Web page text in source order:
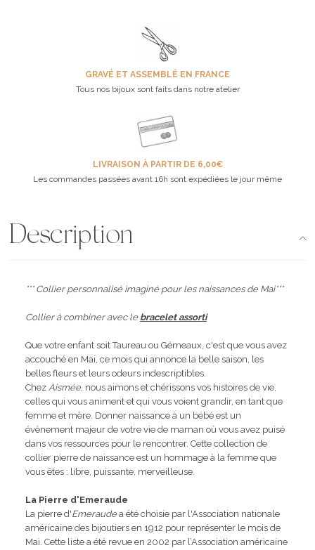
GRAVÉ ET ASSEMBLÉ EN FRANCE
Tous nos bijoux sont faits dans notre atelier
LIVRAISON À PARTIR DE 6,00€
Les commandes passées avant 16h sont expédiées le jour même
Description
*** Collier personnalisé imaginé pour les naissances de Mai***
Collier à combiner avec le bracelet assorti
Que votre enfant soit Taureau ou Gémeaux, c'est que vous avez
accouché en Mai, ce mois qui annonce la belle saison, les
belles fleurs et leurs odeurs indescriptibles.
Chez Aismée, nous aimons et chérissons vos histoires de vie,
celles qui vous animent et qui vous voient grandir, en tant que
femme et mère. Donner naissance à un bébé est un
évènement majeur de votre vie de maman où vous avez puisé
dans vos ressources pour le rencontrer. Cette collection de
collier pierre de naissance est un hommage à la femme que
vous êtes : libre, puissante, merveilleuse.
La Pierre d'Emeraude
La pierre d'Emeraudea été choisie par l'Association nationale
américaine des bijoutiers en 1912 pour représenter le mois de
Mai. Cette liste a été revue en 2002 par l’Association américaine